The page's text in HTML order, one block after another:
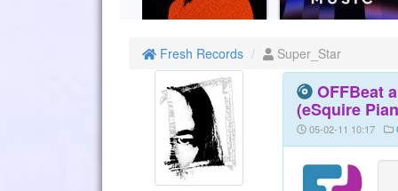
Fresh Records Super_Star
OFFBeat
(eSquire
05-02-11 10:17